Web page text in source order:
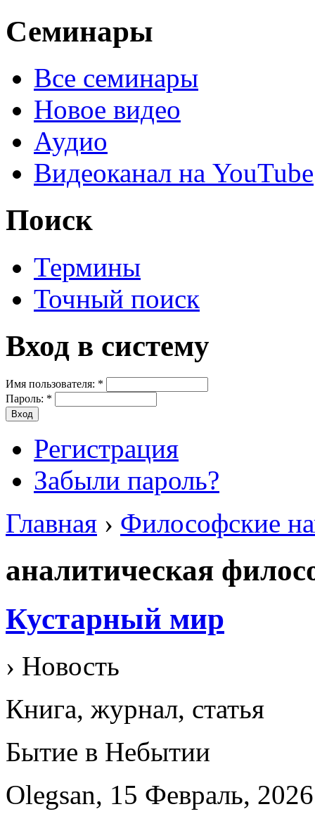
Семинары
Все семинары
Новое видео
Аудио
Видеоканал на YouTube
Поиск
Термины
Точный поиск
Вход в систему
Имя пользователя: *
Пароль: *
Регистрация
Забыли пароль?
Главная › Философские
аналитическая
Кустарный мир
› Новость
Книга, журнал, статья
Бытие в Небытии
Olegsan, 15 Февраль,